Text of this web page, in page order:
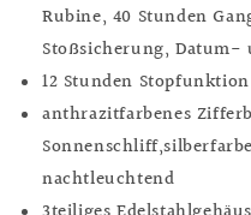
Rubine, 40 Stunden
Stoßsicherung, Datum-
12 Stunden Stopfunktion
anthrazitfarbenes
Sonnenschliff,
nachtleuchtend